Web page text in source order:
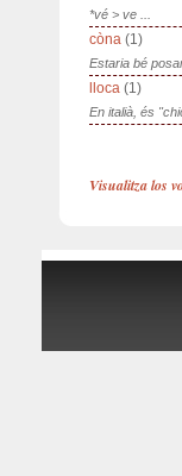
*vé > ve ...
còna (1)
Estaria bé
lloca (1)
En italià, és
Visualitza los